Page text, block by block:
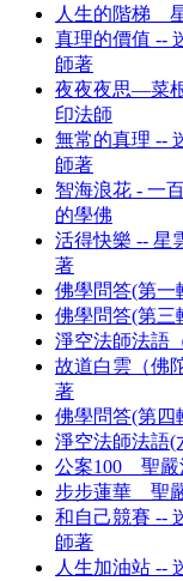
人生的階梯
真理的價值 --
師著
夜夜夜思—菜
印法師
無常的真理 --
師著
智海浪花 - 一
的學佛
活得快樂 --
著
佛學問答(第
佛學問答(第
淨空法師法語
故道白雲（佛
著
佛學問答(第
淨空法師法語(
公案100 聖嚴
步步蓮華 聖
和自己競賽 --
師著
人生加油站 --